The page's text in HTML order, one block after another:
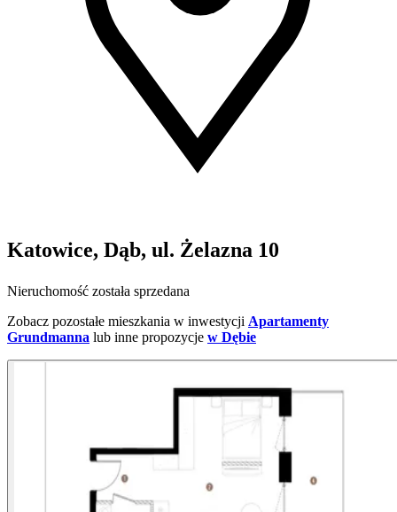
Katowice, Dąb, ul. Żelazna 10
Nieruchomość została sprzedana
Zobacz pozostałe mieszkania w inwestycji Apartamenty
Grundmanna lub inne propozycje w Dębie